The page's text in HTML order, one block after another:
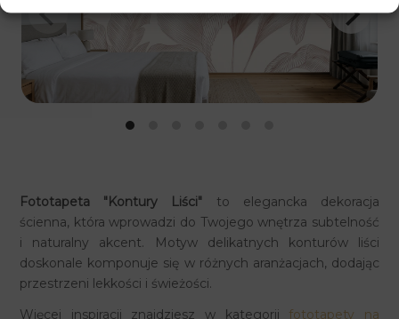
Fototapeta "Kontury Liści" to elegancka dekoracja
ścienna, która wprowadzi do Twojego wnętrza subtelność
i naturalny akcent.
Motyw delikatnych konturów liści
doskonale komponuje się w różnych aranżacjach, dodając
przestrzeni lekkości i świeżości.
Więcej inspiracji znajdziesz w kategorii fototapety na